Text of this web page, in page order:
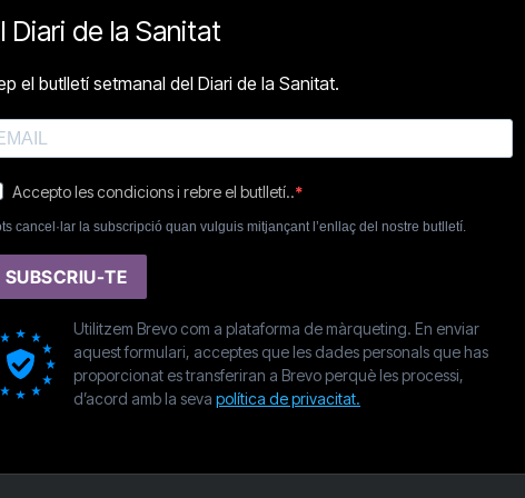
Diari de la Sanitat
el butlletí setmanal del Diari de la Sanitat.
Accepto les condicions i rebre el butlletí..
cancel·lar la subscripció quan vulguis mitjançant l’enllaç del nostre butlletí.
SUBSCRIU-TE
Utilitzem Brevo com a plataforma de màrqueting. En enviar
aquest formulari, acceptes que les dades personals que has
proporcionat es transferiran a Brevo perquè les processi,
d’acord amb la seva política de privacitat.